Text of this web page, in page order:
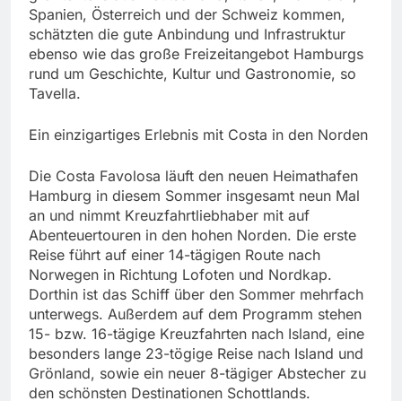
Spanien, Österreich und der Schweiz kommen,
schätzten die gute Anbindung und Infrastruktur
ebenso wie das große Freizeitangebot Hamburgs
rund um Geschichte, Kultur und Gastronomie, so
Tavella.
Ein einzigartiges Erlebnis mit Costa in den Norden
Die Costa Favolosa läuft den neuen Heimathafen
Hamburg in diesem Sommer insgesamt neun Mal
an und nimmt Kreuzfahrtliebhaber mit auf
Abenteuertouren in den hohen Norden. Die erste
Reise führt auf einer 14-tägigen Route nach
Norwegen in Richtung Lofoten und Nordkap.
Dorthin ist das Schiff über den Sommer mehrfach
unterwegs. Außerdem auf dem Programm stehen
15- bzw. 16-tägige Kreuzfahrten nach Island, eine
besonders lange 23-tögige Reise nach Island und
Grönland, sowie ein neuer 8-tägiger Abstecher zu
den schönsten Destinationen Schottlands.